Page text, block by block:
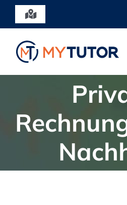
Zum
Inhalt
springen
Toggle
Navigation